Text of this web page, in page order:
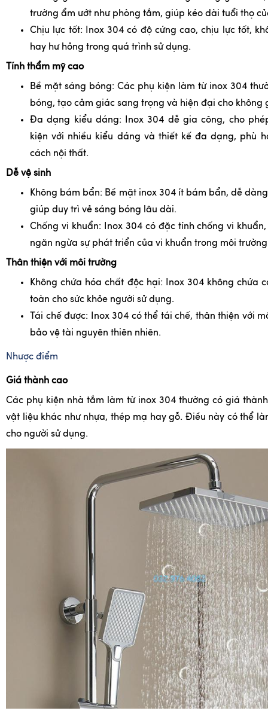
trường ẩm ướt như phòng tắm, giúp kéo dài tuổi thọ
Chịu lực tốt: Inox 304 có độ cứng cao, chịu lực tốt,
hay hư hỏng trong quá trình sử dụng.
Tính thẩm mỹ cao
Bề mặt sáng bóng: Các phụ kiện làm từ inox 304
bóng, tạo cảm giác sang trọng và hiện đại cho không
Đa dạng kiểu dáng: Inox 304 dễ gia công, cho
kiện với nhiều kiểu dáng và thiết kế đa dạng, phù
cách nội thất.
Dễ vệ sinh
Không bám bẩn: Bề mặt inox 304 ít bám bẩn, dễ
giúp duy trì vẻ sáng bóng lâu dài.
Chống vi khuẩn: Inox 304 có đặc tính chống vi
ngăn ngừa sự phát triển của vi khuẩn trong môi
Thân thiện với môi trường
Không chứa hóa chất độc hại: Inox 304 không chứa
toàn cho sức khỏe người sử dụng.
Tái chế được: Inox 304 có thể tái chế, thân thiện với
bảo vệ tài nguyên thiên nhiên.
Nhược điểm
Giá thành cao
Các phụ kiện nhà tắm làm từ inox 304 thường có giá
vật liệu khác như nhựa, thép mạ hay gỗ. Điều này có thể
cho người sử dụng.